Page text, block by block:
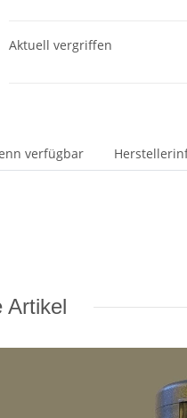
Aktuell vergriffen
verfügbar
Artikel